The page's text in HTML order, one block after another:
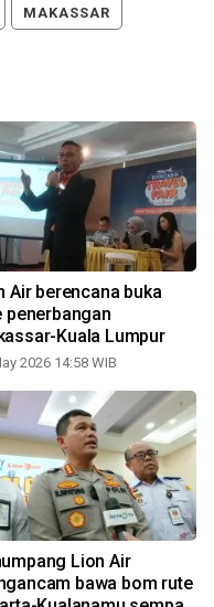
MAKASSAR
Air berencana buka
penerbangan
Kuala Lumpur
2026 14:58 WIB
Lion Air
bawa bom rute